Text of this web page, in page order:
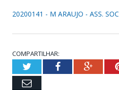
20200141 - M ARAUJO - ASS.
COMPARTILHAR:
TwitterFacebook
Email